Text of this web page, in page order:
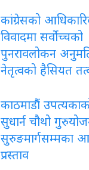
कांग्रेसको
विवादमा सर्वोच्चको
पुनरावलोकन
नेतृत्वको हैसियत
काठमाडौं
सुधार्न चौथो
सुरुङमार्गसम्मका
प्रस्ताव